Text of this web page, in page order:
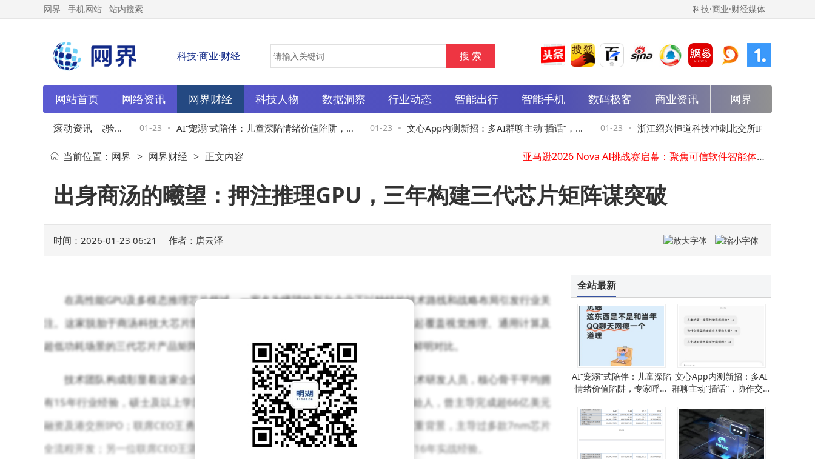
网界 手机网站 站内搜索 科技·商业·财经媒体
科技·商业·财经
网站首页 网络资讯 网界财经 科技人物 数据洞察 行业动态 智能出行 智能手机 数码极客 商业资讯 网界
滚动资讯
器人领域：旧金山实验室 01-23 AI“宠溺”式陪伴：儿童深陷情绪价值陷阱，专
家呼吁守护真实成长空间
01-23 文心App内测新招：多AI群聊主动“插话”，协 01-23 浙江绍兴恒道科技冲刺北交所IPO：专注热流
道系统 客户合作稳定
文心App内测新招：多AI群聊主动“插话”，协作交流新体验即将上线
百度文心Moment大会启幕 文心5.0正式版上线引领AI应用新突破
亚马逊2026 Nova AI挑战赛启幕：聚焦可信软件智能体应用开发新赛道
OpenAI迈出商业化关键一步：ChatGPT平台将推广告，采用浏览量收费新模式
文心App内测新招：多AI群聊主动“插话”，协作交流新体验即将上线
当前位置： 网界 > 网界财经 > 正文内容
出身商汤的曦望：押注推理GPU，三年构建三代芯片矩阵谋突破
时间：2026-01-23 06:21 作者：唐云泽
在高性能GPU及多模态推理芯片领域，一家名为曦望的新兴企业正以独特的技术路线和战略布局引发行业关
注。这家脱胎于商汤科技大芯片部门的公司，自2024年底独立运营以来，已构建起覆盖视觉推理、通用计算及
超低功耗场景的三代芯片产品矩阵，其"纯推理"技术路线与英伟达等传统厂商形成鲜明对比。
技术团队构成彰显着这家企业的专业底色。200余人的正式员工中，80%为技术研发人员，核心骨干平均拥
有15年行业经验，硕士及以上学历占比超八成。董事长徐冰作为商汤科技联合创始人，曾主导完成超66亿美元
融资及港交所IPO；联席CEO王勇兼具AMD首席架构师与百度昆仑芯核心架构师双重背景，主导过多款7nm芯片
全流程开发；另一位联席CEO王湛则是百度创始团队成员，在芯片商业化领域拥有16年实战经验。
全站最新
AI“宠溺”式陪伴：儿童深陷
情绪价值陷阱，专家呼吁
文心App内测新招：多AI
群聊主动“插话”，协作交流